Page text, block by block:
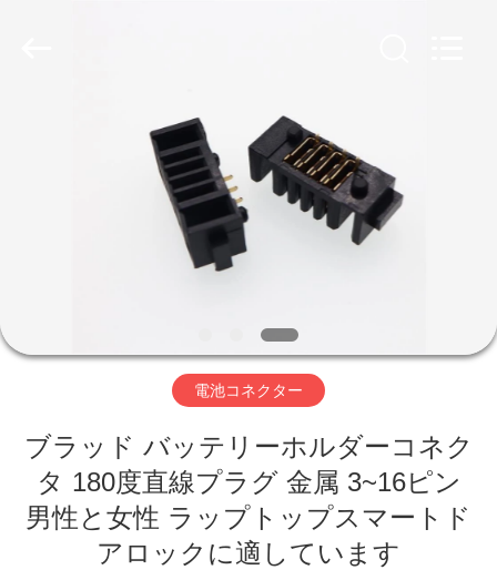
ク
私
達
に
電池コネクター
ブラッド バッテリーホルダーコネク
タ 180度直線プラグ 金属 3~16ピン
男性と女性 ラップトップスマートド
アロックに適しています